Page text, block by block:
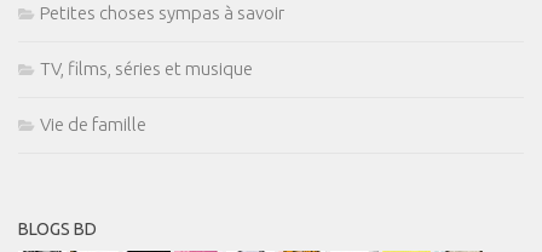
Petites choses sympas à savoir
TV, films, séries et musique
Vie de famille
BLOGS BD